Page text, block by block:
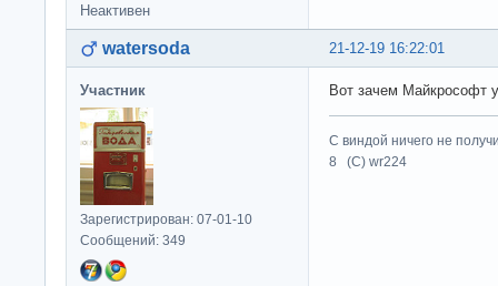
Неактивен
21-12-19 16:22:01
watersoda
Участник
Зарегистрирован: 07-01-10
Сообщений: 349
Вот зачем Майкрософт
С виндой ничего не
8 (C) wr224